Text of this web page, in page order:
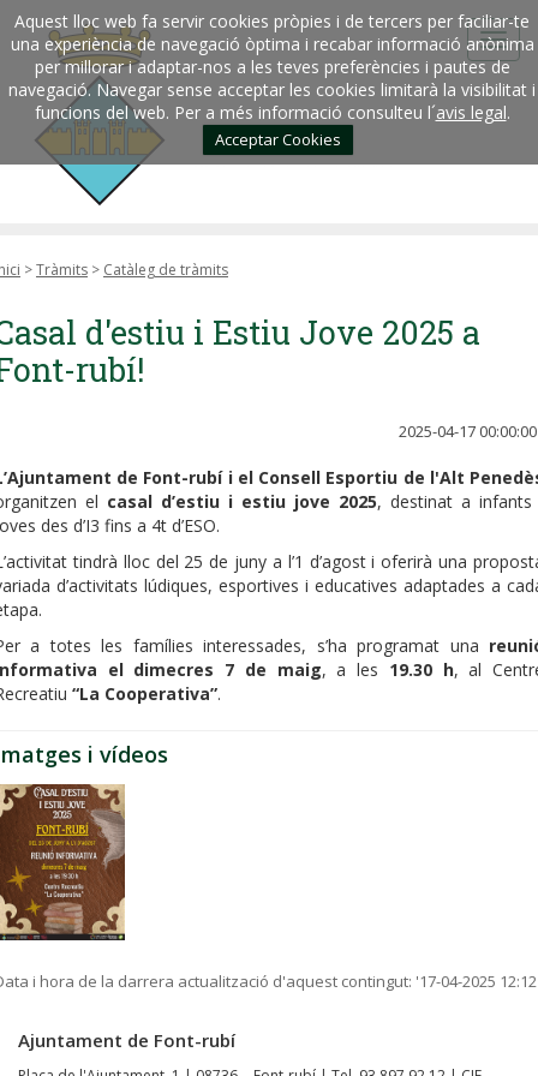
Aquest lloc web fa servir cookies pròpies i de tercers per faciliar-te
una experiència de navegació òptima i recabar informació anònima
per millorar i adaptar-nos a les teves preferències i pautes de
navegació. Navegar sense acceptar les cookies limitarà la visibilitat i
funcions del web. Per a més informació consulteu l´avis legal.
Acceptar Cookies
>Tràmits > Catàleg de tràmits
d'estiu i Estiu Jove 2025 a
rubí!
2025-04-17 00:00:00
de Font-rubí i el Consell Esportiu de l'Alt
el casal d’estiu i estiu jove 2025, destinat a infants
des d’I3 fins a 4t d’ESO.
tindrà lloc del 25 de juny a l’1 d’agost i oferirà una
d’activitats lúdiques, esportives i educatives adaptades a
a totes les famílies interessades, s’ha programat una
el dimecres 7 de maig, a les 19.30 h, al
“La Cooperativa”.
i vídeos
i hora de la darrera actualització d'aquest contingut: '17-04-2025 12:12
Ajuntament de Font-rubí